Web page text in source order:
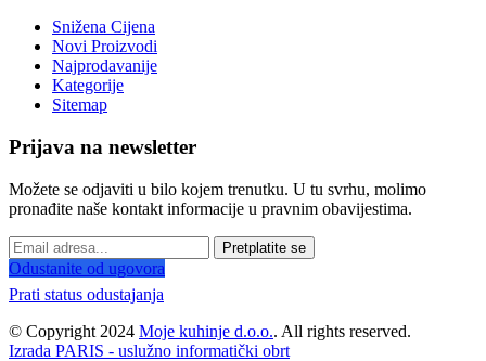
Snižena Cijena
Novi Proizvodi
Najprodavanije
Kategorije
Sitemap
Prijava na newsletter
Možete se odjaviti u bilo kojem trenutku. U tu svrhu, molimo
pronađite naše kontakt informacije u pravnim obavijestima.
Pretplatite se
Odustanite od ugovora
Prati status odustajanja
© Copyright 2024 Moje kuhinje d.o.o.. All rights reserved.
Izrada PARIS - uslužno informatički obrt